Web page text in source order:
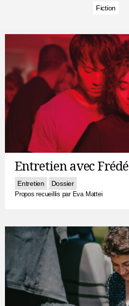
Fiction
Entretien avec
Entretien Dossier
Propos recueillis par Eva Mattei